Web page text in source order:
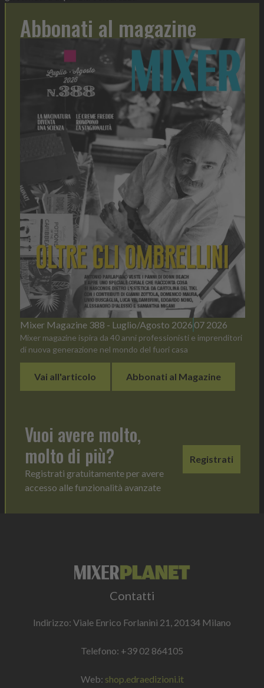
Abbonati al magazine
Mixer Magazine 388 - Luglio/Agosto 2026 07 2026
Mixer magazine ispira da 40 anni professionisti e imprenditori
di nuova generazione nel mondo del fuori casa
Vai all'articolo Abbonati al Magazine
Vuoi avere molto,
molto di più?
Registrati gratuitamente per avere
accesso alle funzionalità avanzate
Registrati
Contatti
Indirizzo: Viale Enrico Forlanini 21, 20134 Milano
Telefono: +39 02 864105
Web: shop.edraedizioni.it